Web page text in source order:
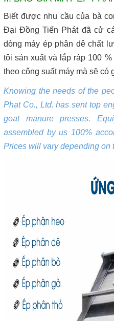
Biết được nhu cầu của bà
Đại Đồng Tiến Phát đã cử
dòng máy ép phân dê chất
tôi sản xuất và lắp ráp 100
theo công suất máy mà sẽ có
Knowing the needs of the
Phat Co., Ltd. has sent top
goat manure presses.
assembled by us 100%
Prices will vary depending on